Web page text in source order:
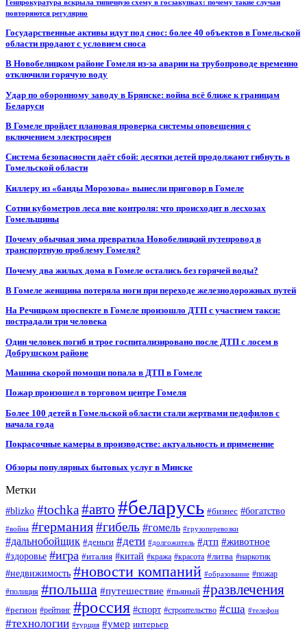
Генпрокуратура вскрыла типичную схему в госзакупках: почему такие случаи
повторяются регулярно
Государственные активы идут под снос: более 40 объектов в Гомельской
области продают с условием сноса
В Новобелицком районе Гомеля из-за аварии на трубопроводе временно
отключили горячую воду
Удар по оборонному заводу в Брянске: война всё ближе к границам
Беларуси
В Гомеле пройдет плановая проверка системы оповещения с
включением электросирен
Система безопасности даёт сбой: десятки детей продолжают гибнуть в
Гомельской области
Киллеру из «банды Морозова» вынесли приговор в Гомеле
Сотни кубометров леса вне контроля: что происходит в лесхозах
Гомельщины
Почему обычная зима превратила Новобелицкий путепровод в
транспортную проблему Гомеля?
Почему два жилых дома в Гомеле остались без горячей воды?
В Гомеле женщина потеряла ноги при переходе железнодорожных путей
На Речицком проспекте в Гомеле произошло ДТП с участием такси:
пострадали три человека
Один человек погиб и трое госпитализировано после ДТП с лосем в
Добрушском районе
Машина скорой помощи попала в ДТП в Гомеле
Пожар произошел в торговом центре Гомеля
Более 100 детей в Гомельской области стали жертвами педофилов с
начала года
Покрасочные камеры в производстве: актуальность и применение
Обзоры популярных бытовых услуг в Минске
Метки
#blizko #tochka#авто #беларусь #бизнес #богатство
#война #германия#гибель #гомель #грузоперевозки
#дальнобойщик #деньги #дети #долгожитель #дтп #животное
#здоровье #игра #италия #китай #кража #красота #литва #наркотик
#недвижимость #новости компаний #образование #пожар
#полиция #польша #путешествие #пьяный #развлечения
#регион #рейтинг #россия #спорт #строительство #сша #телефон
#технологии #турция #умер интерьер